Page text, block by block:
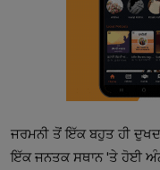
ਜਰਮਨੀ ਤੋਂ ਇੱਕ ਬਹੁਤ ਹੀ
ਇੱਕ ਜਨਤਕ ਸਥਾਨ 'ਤੇ ਹੋਈ